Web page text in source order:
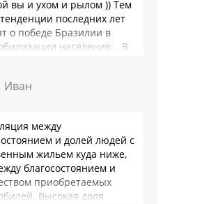
вы и ухом и рылом )) Тем
последних лет
о победе Бразилии в
населения: . В
Иван
между
и долей людей с
жильем куда ниже,
благосостоянием и
приобретаемых
Высокая доля